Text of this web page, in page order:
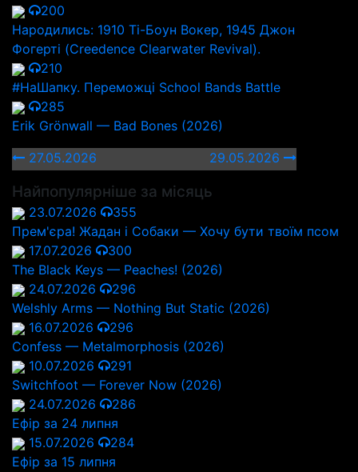
200
Народились: 1910 Ті-Боун Вокер, 1945 Джон
Фогерті (Creedence Clearwater Revival).
210
#НаШапку. Переможці School Bands Battle
285
Erik Grönwall — Bad Bones (2026)
27.05.2026
29.05.2026
Найпопулярніше за місяць
23.07.2026
355
Прем'єра! Жадан і Собаки — Хочу бути твоїм псом
17.07.2026
300
The Black Keys — Peaches! (2026)
24.07.2026
296
Welshly Arms — Nothing But Static (2026)
16.07.2026
296
Confess — Metalmorphosis (2026)
10.07.2026
291
Switchfoot — Forever Now (2026)
24.07.2026
286
Ефір за 24 липня
15.07.2026
284
Ефір за 15 липня